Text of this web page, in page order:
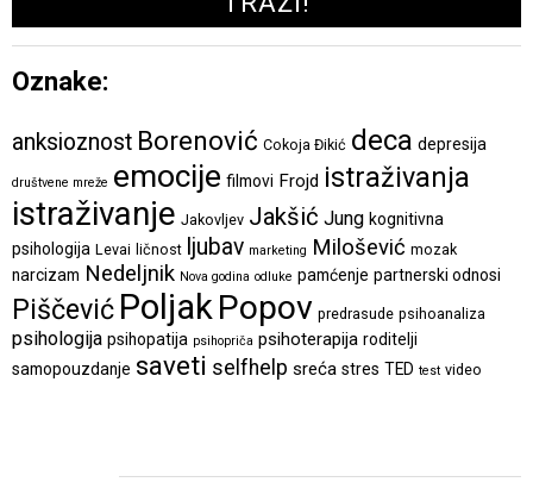
Oznake:
anksioznost Borenović Cokoja Đikić deca depresija
društvene mreže emocije filmovi Frojd istraživanja
istraživanje Jakovljev Jakšić Jung kognitivna
psihologija Levai ličnost ljubav marketing Milošević mozak
narcizam Nedeljnik Nova godina odluke pamćenje partnerski odnosi
Piščević PoljakPopov predrasude psihoanaliza
psihologija psihopatija psihopriča psihoterapija roditelji
samopouzdanje saveti selfhelp sreća stres TED test video